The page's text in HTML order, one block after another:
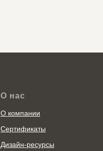
О нас
О компании
Сертификаты
Дизайн-ресурсы